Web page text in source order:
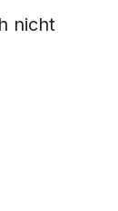
nicht